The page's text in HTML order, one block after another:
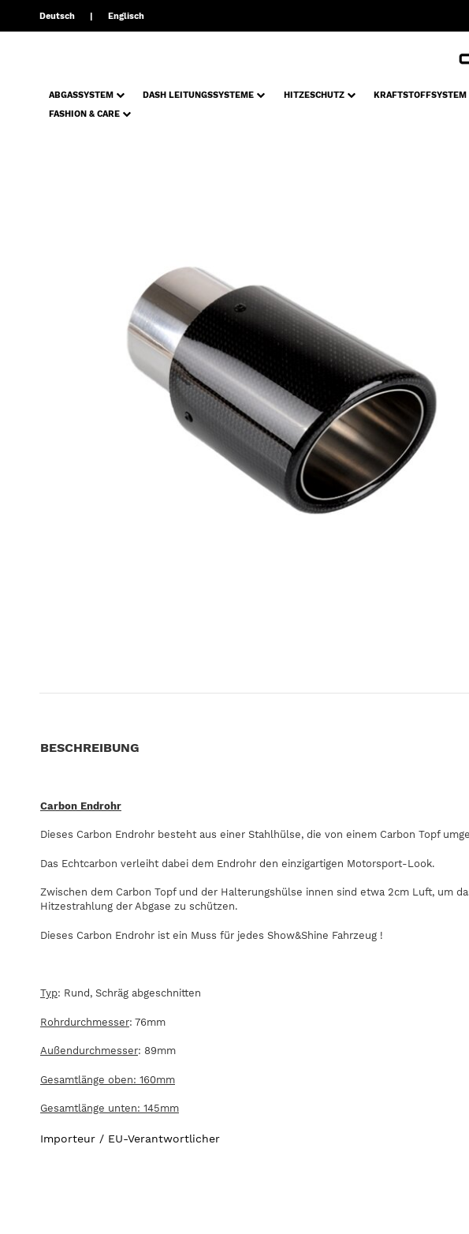
Deutsch Englisch
ABGASSYSTEM DASH LEITUNGSSYSTEME HITZESCHUTZ KRAFTSTOFFSYSTEM
FASHION & CARE
BESCHREIBUNG
Carbon Endrohr
Dieses Carbon Endrohr besteht aus einer Stahlhülse, die von einem Carbon Topf
Das Echtcarbon verleiht dabei dem Endrohr den einzigartigen Motorsport-Look.
Zwischen dem Carbon Topf und der Halterungshülse innen sind etwa 2cm Luft, um
Hitzestrahlung der Abgase zu schützen.
Dieses Carbon Endrohr ist ein Muss für jedes Show&Shine Fahrzeug !
Typ: Rund, Schräg abgeschnitten
Rohrdurchmesser: 76mm
Außendurchmesser: 89mm
Gesamtlänge oben: 160mm
Gesamtlänge unten: 145mm
Importeur / EU-Verantwortlicher